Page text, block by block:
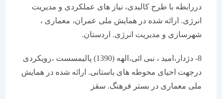
دررابطه با طرح کالبدی، نیاز های عملکردی و مدیریت
انرژی. ارائه شده در همایش ملی عمران، معماری ،
شهرسازی و مدیریت انرژی. اردستان.
8- دژدار،امید ، نبی ائی،الهه (1390) پالیمسست ،رویکردی
درجهت احیای محوطه های باستانی. ارائه شده در همایش
ملی معماری در بستر فرهنگ. سقز